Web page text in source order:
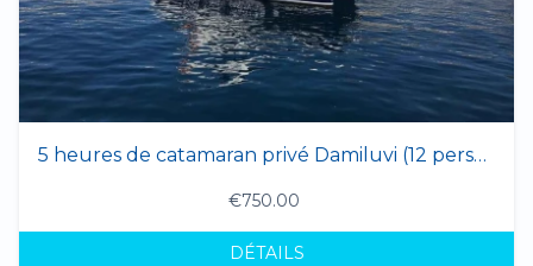
5 heures de catamaran privé Damiluvi (12 personnes max.)
€750.00
DÉTAILS